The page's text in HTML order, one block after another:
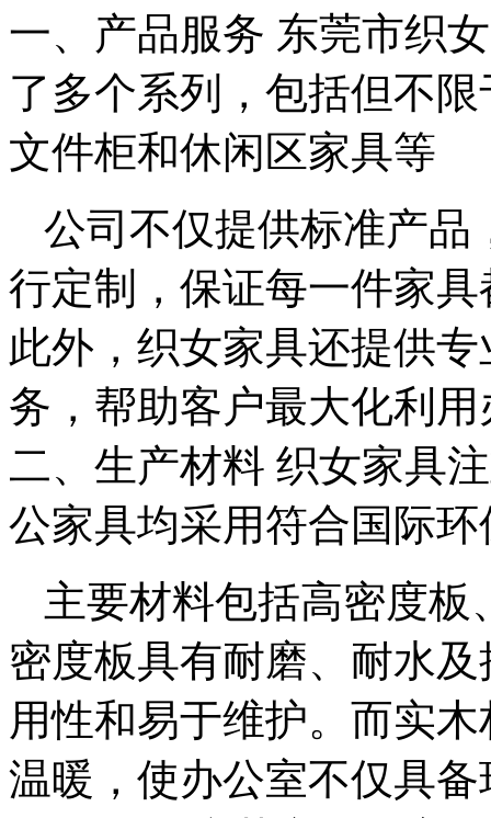
一、产品服务 东莞市织
了多个系列，包括但不
文件柜和休闲区家具等
公司不仅提供标准产品
行定制，保证每一件家
此外，织女家具还提供
务，帮助客户最大化利
二、生产材料 织女家具
公家具均采用符合国际
主要材料包括高密度
密度板具有耐磨、耐水
用性和易于维护。而实
温暖，使办公室不仅具